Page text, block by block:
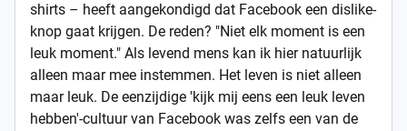
shirts – heeft aangekondigd dat Facebook een dislike-
knop gaat krijgen. De reden? "Niet elk moment is een
leuk moment." Als levend mens kan ik hier natuurlijk
alleen maar mee instemmen. Het leven is niet alleen
maar leuk. De eenzijdige 'kijk mij eens een leuk leven
hebben'-cultuur van Facebook was zelfs een van de